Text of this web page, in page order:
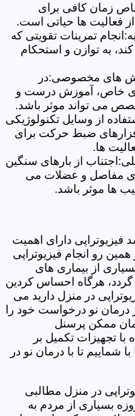
زمان کافی برای
فعالیت ها حیاتی است.
تمرینات تقویتی که
به توازن و استحکام
های مخصوصی:در
خاص، آموزش درست و
می تواند موثر باشد.
از وسایل تکنولوژیکی
ضبط حرکت برای
ها.
از بارهای سنگین
مفاصل و عضلات می
ها موثر باشد.
فیزیوتراپی دارای اهمیت
رو انجام فیزیوتراپی
از بیماری های
هرگاه احساس کردین
در منزل دارید می
درمان نو درخواست خود را
زمان ممکن پرسنل
تجهیزات تکمیل بر
شماییم تا با درمان نو در
در منزل مطالبی
بسیاری از مردم به